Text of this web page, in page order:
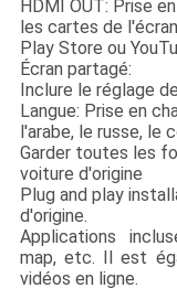
HDMI OUT: Prise
les cartes de
Play Store ou
Écran partagé:
Inclure le réglage
Langue: Prise en
l'arabe, le russe, le
Garder toutes les
voiture d'origine
Plug and play
d'origine.
Applications
map, etc. Il est
vidéos en ligne.